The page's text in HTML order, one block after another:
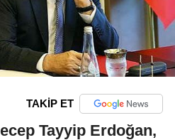
TAKİP ET
Tayyip Erdoğan,